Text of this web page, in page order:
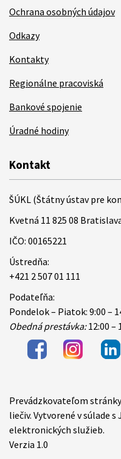
Ochrana osobných údajov
Odkazy
Kontakty
Regionálne pracoviská
Bankové spojenie
Úradné hodiny
Kontakt
ŠÚKL (Štátny ústav pre
Kvetná 11 825 08
IČO: 00165221
Ústredňa:
+421 2 507 01 111
Podateľňa:
Pondelok – Piatok: 9:00 –
Obedná prestávka:12:00 –
Items
Prevádzkovateľom
liečiv. Vytvorené v súlade
elektronických služieb.
Verzia 1.0